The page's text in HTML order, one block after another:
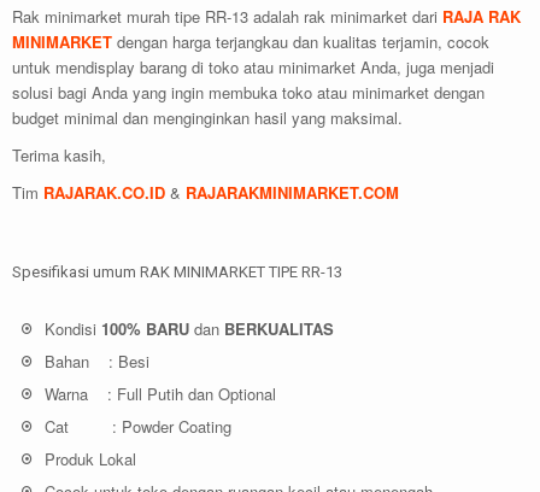
Rak minimarket murah tipe RR-13 adalah rak minimarket dari RAJA RAK
MINIMARKET dengan harga terjangkau dan kualitas terjamin, cocok
untuk mendisplay barang di toko atau minimarket Anda, juga menjadi
solusi bagi Anda yang ingin membuka toko atau minimarket dengan
budget minimal dan menginginkan hasil yang maksimal.
Terima kasih,
Tim RAJARAK.CO.ID & RAJARAKMINIMARKET.COM
Spesifikasi umum RAK MINIMARKET TIPE RR-13
Kondisi 100% BARU dan BERKUALITAS
Bahan : Besi
Warna : Full Putih dan Optional
Cat : Powder Coating
Produk Lokal